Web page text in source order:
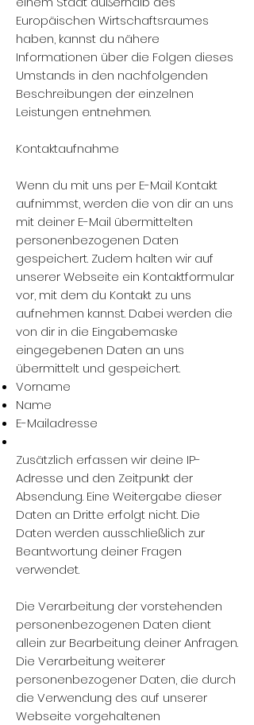
Europäischen Wirtschaftsraumes
haben, kannst du nähere
Informationen über die Folgen dieses
Umstands in den nachfolgenden
Beschreibungen der einzelnen
Leistungen entnehmen.
Kontaktaufnahme
Wenn du mit uns per E-Mail Kontakt
aufnimmst, werden die von dir an uns
mit deiner E-Mail übermittelten
personenbezogenen Daten
gespeichert. Zudem halten wir auf
unserer Webseite ein Kontaktformular
vor, mit dem du Kontakt zu uns
aufnehmen kannst. Dabei werden die
von dir in die Eingabemaske
eingegebenen Daten an uns
übermittelt und gespeichert.
Vorname
Name
E-Mailadresse
Zusätzlich erfassen wir deine IP-
Adresse und den Zeitpunkt der
Absendung. Eine Weitergabe dieser
Daten an Dritte erfolgt nicht. Die
Daten werden ausschließlich zur
Beantwortung deiner Fragen
verwendet.
Die Verarbeitung der vorstehenden
personenbezogenen Daten dient
allein zur Bearbeitung deiner Anfragen.
Die Verarbeitung weiterer
personenbezogener Daten, die durch
die Verwendung des auf unserer
Webseite vorgehaltenen